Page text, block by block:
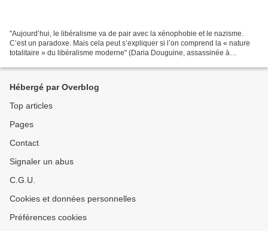
"Aujourd’hui, le libéralisme va de pair avec la xénophobie et le nazisme.
C’est un paradoxe. Mais cela peut s’expliquer si l’on comprend la « nature
totalitaire » du libéralisme moderne" (Daria Douguine, assassinée à
Hébergé par Overblog
Top articles
Pages
Contact
Signaler un abus
C.G.U.
Cookies et données personnelles
Préférences cookies